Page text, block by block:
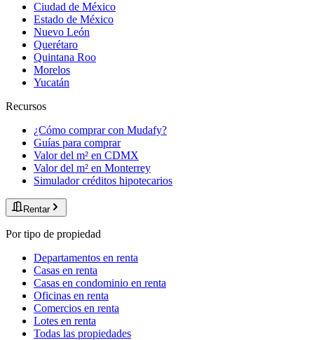
Ciudad de México
Estado de México
Nuevo León
Querétaro
Quintana Roo
Morelos
Yucatán
Recursos
¿Cómo comprar con Mudafy?
Guías para comprar
Valor del m² en CDMX
Valor del m² en Monterrey
Simulador créditos hipotecarios
Rentar
Por tipo de propiedad
Departamentos en renta
Casas en renta
Casas en condominio en renta
Oficinas en renta
Comercios en renta
Lotes en renta
Todas las propiedades